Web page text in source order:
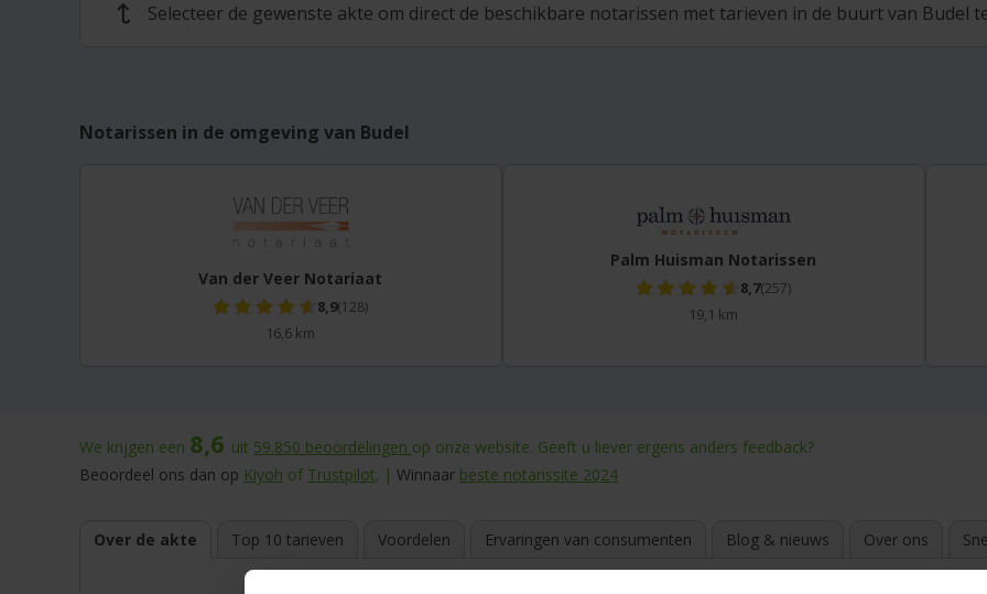
↩ Selecteer de gewenste akte om direct de beschikbare notarissen met tarieven in de buurt van Budel
Notarissen in de omgeving van Budel
Van der Veer Notariaat
8,9(128)
16,6 km
Palm Huisman Notarissen
8,7(257)
19,1 km
We krijgen een 8,6 uit 59.850 beoordelingen op onze website. Geeft u liever ergens anders feedback?
Beoordeel ons dan op Kiyoh of Trustpilot. | Winnaar beste notarissite 2024
Over de akte Top 10 tarieven Voordelen Ervaringen van consumenten Blog & nieuws Over ons